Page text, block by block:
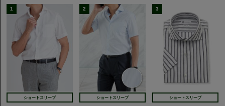
1
ショートスリーブ
2
ショートスリーブ
3
ショートスリーブ